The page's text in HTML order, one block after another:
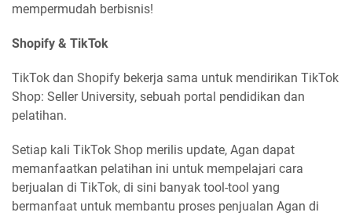
mempermudah berbisnis!
Shopify & TikTok
TikTok dan Shopify bekerja sama untuk mendirikan TikTok
Shop: Seller University, sebuah portal pendidikan dan
pelatihan.
Setiap kali TikTok Shop merilis update, Agan dapat
memanfaatkan pelatihan ini untuk mempelajari cara
berjualan di TikTok, di sini banyak tool-tool yang
bermanfaat untuk membantu proses penjualan Agan di